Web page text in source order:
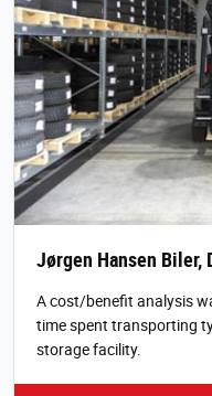
Jørgen Hansen Biler,
A cost/benefit analysis
time spent transporting
storage facility.